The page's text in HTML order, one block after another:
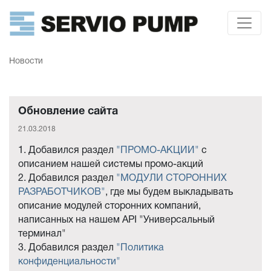
Новости
Обновление сайта
21.03.2018
1. Добавился раздел "ПРОМО-АКЦИИ" с
описанием нашей системы промо-акций
2. Добавился раздел "МОДУЛИ СТОРОННИХ
РАЗРАБОТЧИКОВ" , где мы будем выкладывать
описание модулей сторонних компаний,
написанных на нашем API "Универсальный
терминал"
3. Добавился раздел "Политика
конфиденциальности"